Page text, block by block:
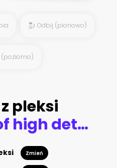
Odbij (pionowo)
(poziomo)
pleksi
Vector set of high detailed koi fish
Zmień